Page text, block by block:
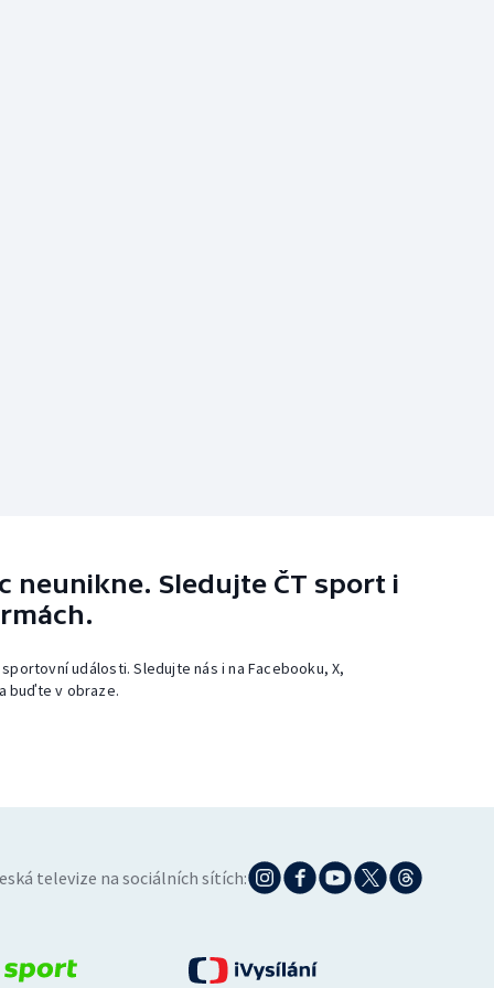
neunikne. Sledujte ČT sport i
události. Sledujte nás i na Facebooku, X,
buďte v obraze.
televize na sociálních sítích: